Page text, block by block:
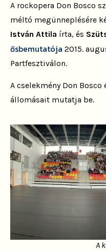
A rockopera Don Bosco
méltó megünneplésére
István Attila írta, és
ősbemutatója 2015.
Partfesztiválon.
A cselekmény Don
állomásait mutatja be.
A